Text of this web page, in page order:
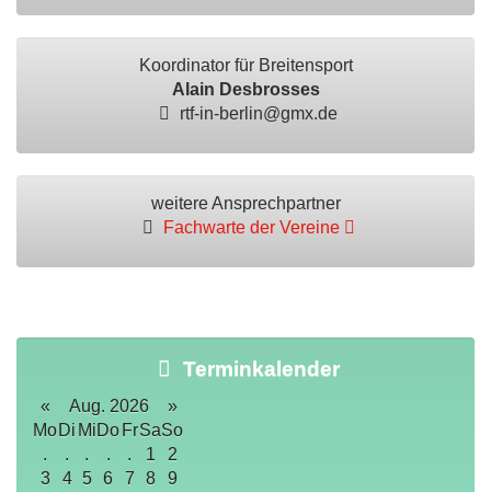
Koordinator für Breitensport
Alain Desbrosses
rtf-in-berlin@gmx.de
weitere Ansprechpartner
Fachwarte der Vereine
Terminkalender
« Aug. 2026
»
MoDi MiDo FrSaSo
.
. . . . 1
2
3
4 5 6 7 8
9